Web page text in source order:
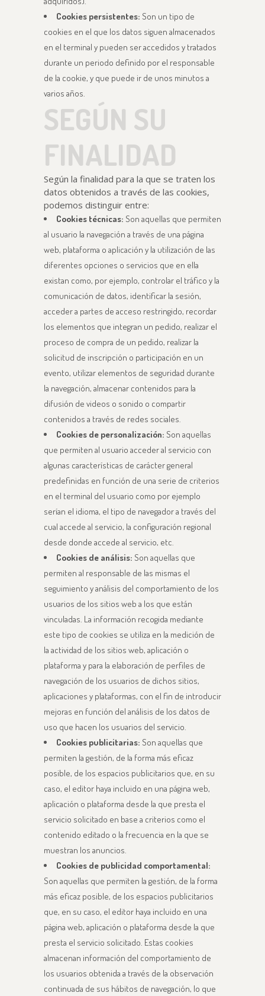
Cookies persistentes: Son un tipo de
cookies en el que los datos siguen almacenados
en el terminal y pueden ser accedidos y tratados
durante un periodo definido por el responsable
de la cookie, y que puede ir de unos minutos a
varios años.
SEGÚN SU
FINALIDAD
Según la finalidad para la que se traten los
datos obtenidos a través de las cookies,
podemos distinguir entre:
Cookies técnicas: Son aquellas que permiten
al usuario la navegación a través de una página
web, plataforma o aplicación y la utilización de las
diferentes opciones o servicios que en ella
existan como, por ejemplo, controlar el tráfico y la
comunicación de datos, identificar la sesión,
acceder a partes de acceso restringido, recordar
los elementos que integran un pedido, realizar el
proceso de compra de un pedido, realizar la
solicitud de inscripción o participación en un
evento, utilizar elementos de seguridad durante
la navegación, almacenar contenidos para la
difusión de videos o sonido o compartir
contenidos a través de redes sociales.
Cookies de personalización: Son aquellas
que permiten al usuario acceder al servicio con
algunas características de carácter general
predefinidas en función de una serie de criterios
en el terminal del usuario como por ejemplo
serían el idioma, el tipo de navegador a través del
cual accede al servicio, la configuración regional
desde donde accede al servicio, etc.
Cookies de análisis: Son aquellas que
permiten al responsable de las mismas el
seguimiento y análisis del comportamiento de los
usuarios de los sitios web a los que están
vinculadas. La información recogida mediante
este tipo de cookies se utiliza en la medición de
la actividad de los sitios web, aplicación o
plataforma y para la elaboración de perfiles de
navegación de los usuarios de dichos sitios,
aplicaciones y plataformas, con el fin de introducir
mejoras en función del análisis de los datos de
uso que hacen los usuarios del servicio.
Cookies publicitarias: Son aquellas que
permiten la gestión, de la forma más eficaz
posible, de los espacios publicitarios que, en su
caso, el editor haya incluido en una página web,
aplicación o plataforma desde la que presta el
servicio solicitado en base a criterios como el
contenido editado o la frecuencia en la que se
muestran los anuncios.
Cookies de publicidad comportamental:
Son aquellas que permiten la gestión, de la forma
más eficaz posible, de los espacios publicitarios
que, en su caso, el editor haya incluido en una
página web, aplicación o plataforma desde la que
presta el servicio solicitado. Estas cookies
almacenan información del comportamiento de
los usuarios obtenida a través de la observación
continuada de sus hábitos de navegación, lo que